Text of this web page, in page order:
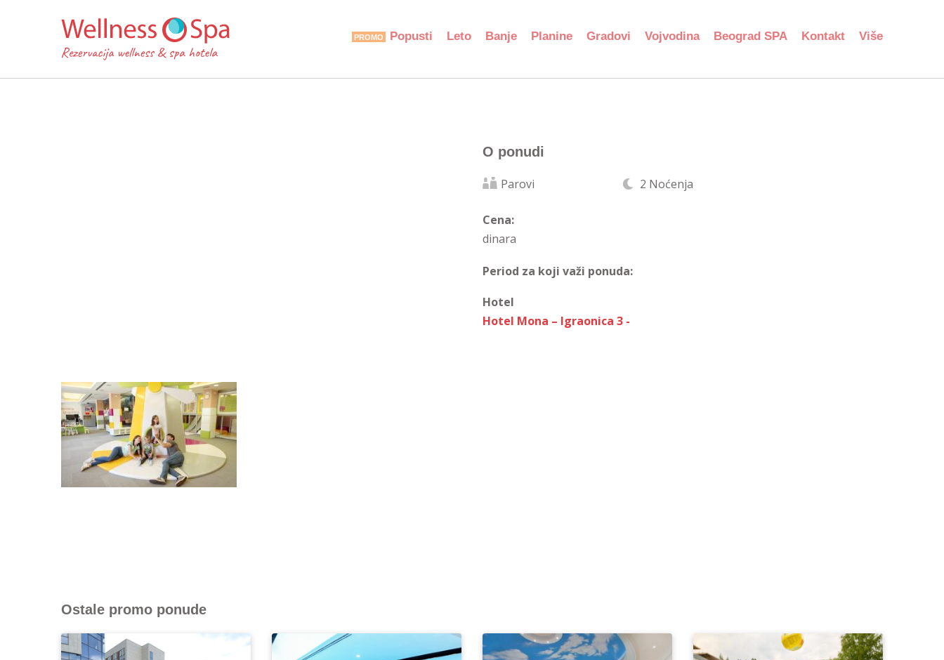
Popusti Leto Banje Planine Gradovi Vojvodina Beograd SPA Kontakt Više
O ponudi
Parovi 2 Noćenja
Cena:
dinara
Period za koji važi ponuda:
Hotel
Hotel Mona – Igraonica 3 -
Ostale promo ponude